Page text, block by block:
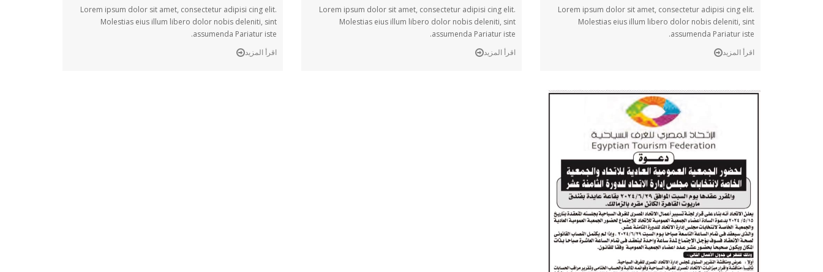
Lorem ipsum dolor sit amet, consectetur adipisi cing elit.
Molestias eius illum libero dolor nobis deleniti, sint
assumenda Pariatur iste.
اقرأ المزيد
Lorem ipsum dolor sit amet, consectetur adipisi cing elit.
Molestias eius illum libero dolor nobis deleniti, sint
assumenda Pariatur iste.
اقرأ المزيد
Lorem ipsum dolor sit amet, consectetur adipisi cing elit.
Molestias eius illum libero dolor nobis deleniti, sint
assumenda Pariatur iste.
اقرأ المزيد